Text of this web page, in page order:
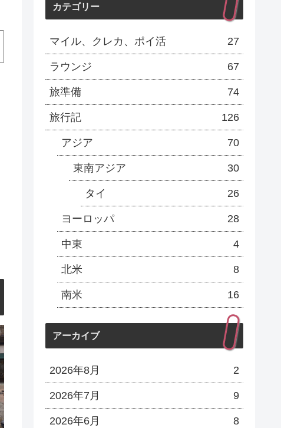
カテゴリー
マイル、クレカ、ポイ活 27
ラウンジ 67
旅準備 74
旅行記 126
アジア 70
東南アジア 30
タイ 26
ヨーロッパ 28
中東 4
北米 8
南米 16
アーカイブ
2026年8月 2
2026年7月 9
2026年6月 8